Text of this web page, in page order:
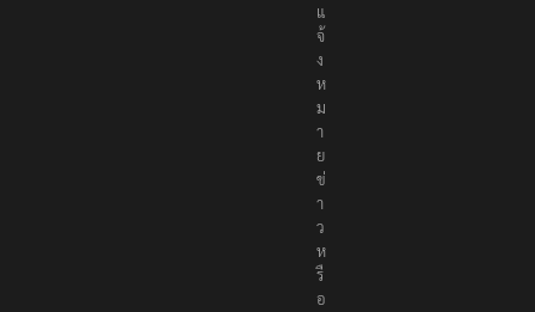
แ
จ้
ง
ห
ม
า
ย
ข่
า
ว
ห
รื
อ